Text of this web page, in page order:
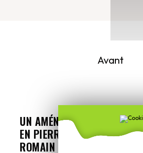
Avant
UN AMÉNAGEMENT DE
EN PIERRES NATURELLES.
ROMAIN EN DALLES